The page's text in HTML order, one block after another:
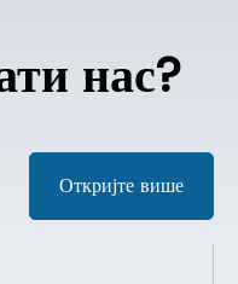
нас?
Откријте више